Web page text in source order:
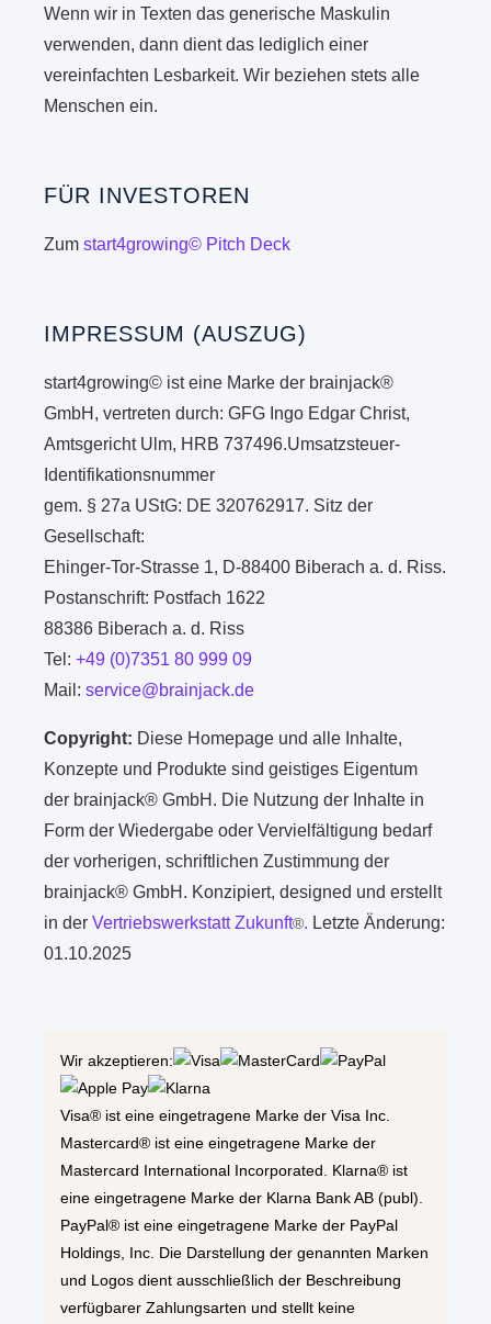
Wenn wir in Texten das generische Maskulin
verwenden, dann dient das lediglich einer
vereinfachten Lesbarkeit. Wir beziehen stets alle
Menschen ein.
FÜR INVESTOREN
Zumstart4growing© Pitch Deck
IMPRESSUM (AUSZUG)
start4growing© ist eine Marke der brainjack®
GmbH, vertreten durch: GFG Ingo Edgar Christ,
Amtsgericht Ulm, HRB 737496.Umsatzsteuer-
Identifikationsnummer
gem. § 27a UStG: DE 320762917. Sitz der
Gesellschaft:
Ehinger-Tor-Strasse 1, D-88400 Biberach a. d. Riss.
Postanschrift: Postfach 1622
88386 Biberach a. d. Riss
Tel:+49 (0)7351 80 999 09
Mail:service@brainjack.de
Copyright: Diese Homepage und alle Inhalte,
Konzepte und Produkte sind geistiges Eigentum
der brainjack® GmbH. Die Nutzung der Inhalte in
Form der Wiedergabe oder Vervielfältigung bedarf
der vorherigen, schriftlichen Zustimmung der
brainjack® GmbH. Konzipiert, designed und erstellt
in derVertriebswerkstatt Zukunft®. Letzte Änderung:
01.10.2025
Wir akzeptieren:
Visa® ist eine eingetragene Marke der Visa Inc.
Mastercard® ist eine eingetragene Marke der
Mastercard International Incorporated. Klarna® ist
eine eingetragene Marke der Klarna Bank AB (publ).
PayPal® ist eine eingetragene Marke der PayPal
Holdings, Inc. Die Darstellung der genannten Marken
und Logos dient ausschließlich der Beschreibung
verfügbarer Zahlungsarten und stellt keine